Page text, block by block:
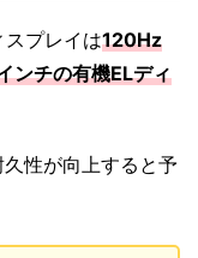
プレイは120Hz
ンチの有機ELディ
性が向上すると予